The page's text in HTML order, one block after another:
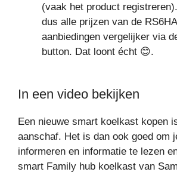
(vaak het product
dus alle prijzen van de
aanbiedingen vergelijker via
button. Dat loont écht 😊.
In een video bekijken
Een nieuwe smart koelkast kopen
aanschaf. Het is dan ook goed om
informeren en informatie te lezen
smart Family hub koelkast van